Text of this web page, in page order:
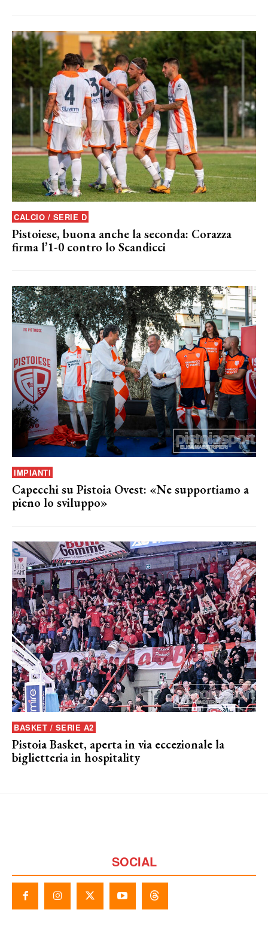
CALCIO / SERIE D
Pistoiese, buona anche la seconda: Corazza
firma l’1-0 contro lo Scandicci
IMPIANTI
Capecchi su Pistoia Ovest: «Ne supportiamo a
pieno lo sviluppo»
BASKET / SERIE A2
Pistoia Basket, aperta in via eccezionale la
biglietteria in hospitality
SOCIAL